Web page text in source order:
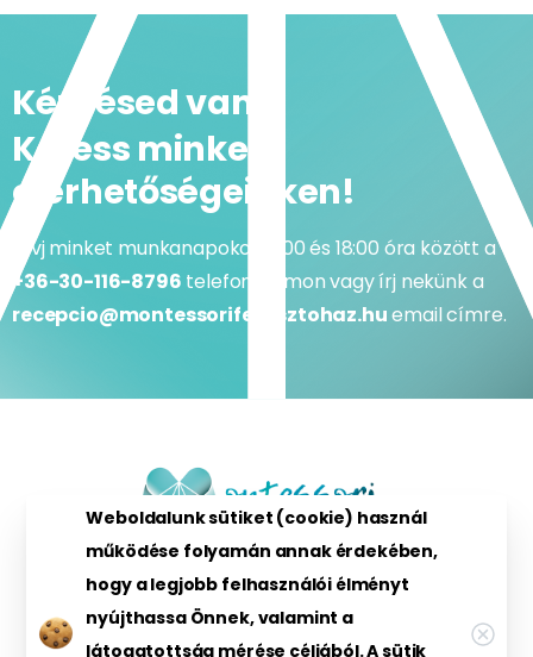
Kérdésed van?
Keress minket
elérhetőségeinken!
Hívj minket munkanapokon 9:00 és 18:00 óra között a
+36-30-116-8796 telefonszámon vagy írj nekünk a
recepcio@montessorifejlesztohaz.huemail címre.
Weboldalunk sütiket (cookie) használ
működése folyamán annak érdekében,
hogy a legjobb felhasználói élményt
nyújthassa Önnek, valamint a
látogatottság mérése céljából. A sütik